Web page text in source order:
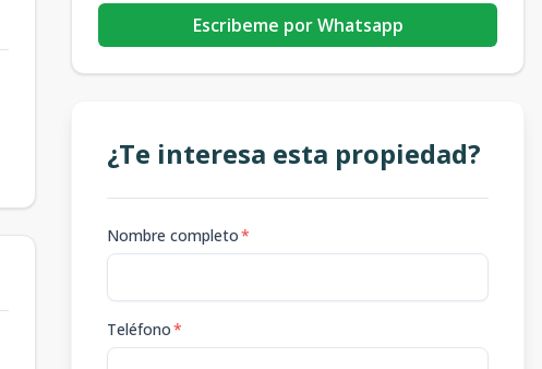
Escribeme por Whatsapp
¿Te interesa esta propiedad?
Nombre completo*
Teléfono*